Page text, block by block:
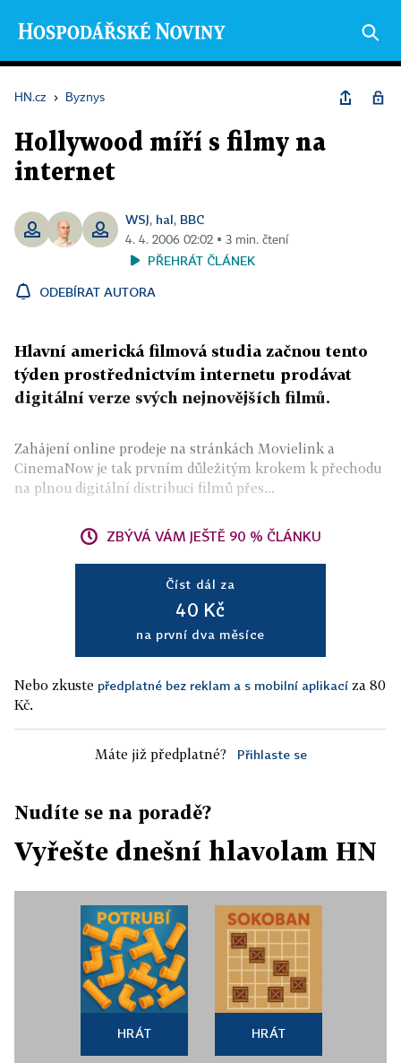
HN.cz › Byznys
Hollywood míří s filmy na
internet
WSJ, hal, BBC
4. 4. 2006 02:02 ▪ 3 min. čtení
PŘEHRÁT ČLÁNEK
ODEBÍRAT AUTORA
Hlavní americká filmová studia začnou tento
týden prostřednictvím internetu prodávat
digitální verze svých nejnovějších filmů.
Zahájení online prodeje na stránkách Movielink a
CinemaNow je tak prvním důležitým krokem k přechodu
na plnou digitální distribuci filmů přes...
ZBÝVÁ VÁM JEŠTĚ 90 % ČLÁNKU
Číst dál za
40 Kč
na první dva měsíce
Nebo zkuste předplatné bez reklam a s mobilní aplikací za 80
Kč.
Máte již předplatné? Přihlaste se
Nudíte se na poradě?
Vyřešte dnešní hlavolam HN
HRÁT HRÁT